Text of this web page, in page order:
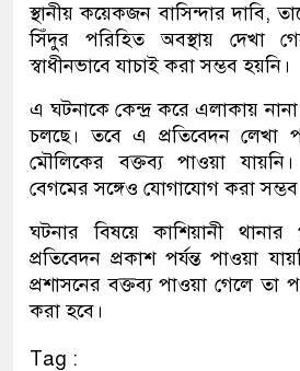
স্থানীয় কয়েকজন বাসিন্দার দাবি,
সিঁদুর পরিহিত অবস্থায় দেখা
স্বাধীনভাবে যাচাই করা সম্ভব হয়নি।
এ ঘটনাকে কেন্দ্র করে এলাকায়
চলছে। তবে এ প্রতিবেদন লেখা
মৌলিকের বক্তব্য পাওয়া
বেগমের সঙ্গেও যোগাযোগ করা সম্ভব
ঘটনার বিষয়ে কাশিয়ানী
প্রতিবেদন প্রকাশ পর্যন্ত পাওয়া
প্রশাসনের বক্তব্য পাওয়া গেলে তা
করা হবে।
Tag :